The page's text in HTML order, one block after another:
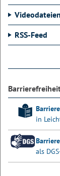
Videodateien
RSS-Feed
in
als